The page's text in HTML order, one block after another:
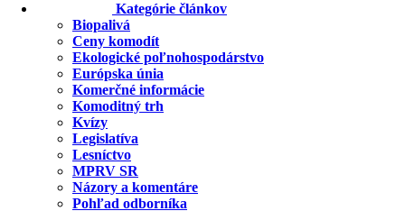
Kategórie článkov
Biopalivá
Ceny komodít
Ekologické poľnohospodárstvo
Európska únia
Komerčné informácie
Komoditný trh
Kvízy
Legislatíva
Lesníctvo
MPRV SR
Názory a komentáre
Pohľad odborníka